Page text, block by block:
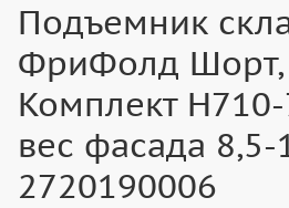
Подъемник
ФриФолд Шорт,
Комплект
вес фасада 8,5-
2720190006